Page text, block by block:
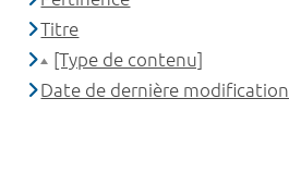
Titre
[Type de contenu]
Date de dernière modification